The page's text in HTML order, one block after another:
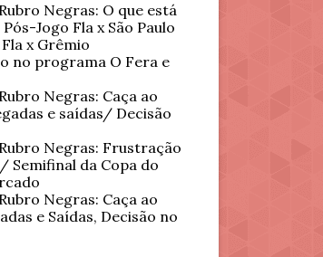
Negras: O que está
Jogo Fla x São Paulo
x Grêmio
no programa O Fera e
Negras: Caça ao
e saídas/ Decisão
Negras: Frustração
Semifinal da Copa do
Negras: Caça ao
e Saídas, Decisão no